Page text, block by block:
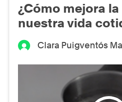
¿Cómo mejora
nuestra vida
Clara Puigventós